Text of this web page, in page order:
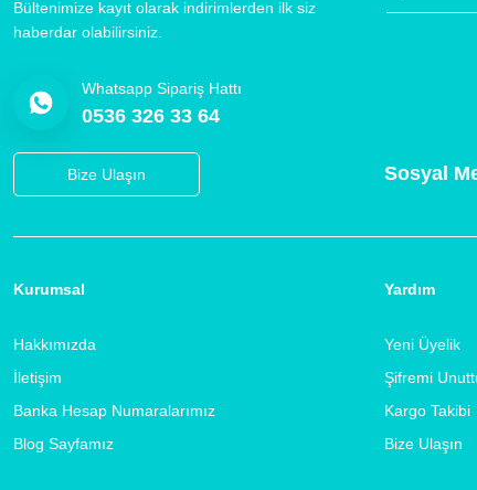
Bültenimize kayıt olarak indirimlerden ilk siz
haberdar olabilirsiniz.
Whatsapp Sipariş Hattı
0536 326 33 64
Bize Ulaşın Sosyal
Kurumsal
Hakkımızda
İletişim
Banka Hesap Numaralarımız
Blog Sayfamız
Yardım
Yeni Üyelik
Şifremi
Kargo Takibi
Bize Ulaşın